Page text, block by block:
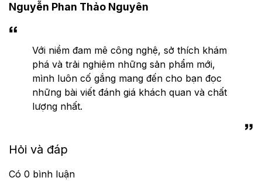
Nguyễn Phan Thảo Nguyên
Với niềm đam mê công nghệ, sở thích khám
phá và trải nghiệm những sản phẩm mới,
mình luôn cố gắng mang đến cho bạn đọc
những bài viết đánh giá khách quan và chất
lượng nhất.
Hỏi và đáp
Có 0 bình luận